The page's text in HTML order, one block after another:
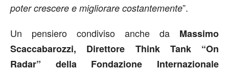
poter crescere e migliorare costantemente”.
Un pensiero condiviso anche da Massimo
Scaccabarozzi, Direttore Think Tank “On
Radar” della Fondazione Internazionale